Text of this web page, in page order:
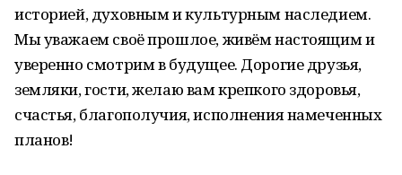
историей, духовным и культурным наследием.
Мы уважаем своё прошлое, живём настоящим и
уверенно смотрим в будущее. Дорогие друзья,
земляки, гости, желаю вам крепкого здоровья,
счастья, благополучия, исполнения намеченных
планов!